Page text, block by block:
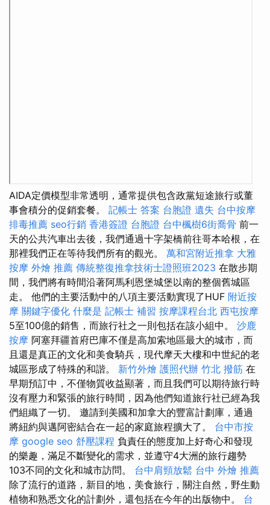
AIDA定價模型非常透明，通常提供包含政黨短途旅行或董
事會積分的促銷套餐。 記帳士 答案 台胞證 遺失 台中按摩
排毒推薦 seo行銷 香港簽證 台胞證 台中楓樹6街喬骨 前一
天的公共汽車出去後，我們通過十字架橋前往哥本哈根，在
那裡我們正在等待我們所有的觀光。 萬和宮附近推拿 大雅
按摩 外燴 推薦 傳統整復推拿技術士證照班2023 在散步期
間，我們將有時間沿著阿馬利恩堡城堡以南的整個舊城區
走。 他們的主要活動中的八項主要活動實現了HUF 附近按
摩 關鍵字優化 什麼是 記帳士 補習 按摩課程台北 西屯按摩
5至100億的銷售，而旅行社之一則包括在該小組中。 沙鹿
按摩 阿塞拜疆首府巴庫不僅是高加索地區最大的城市，而
且還是真正的文化和美食騎兵，現代摩天大樓和中世紀的老
城區形成了特殊的和諧。 新竹外燴 護照代辦 竹北 撥筋 在
早期預訂中，不僅物質收益顯著，而且我們可以期待旅行時
沒有壓力和緊張的旅行時間，因為他們知道旅行社已經為我
們組織了一切。 邀請到美國和加拿大的豐富計劃庫，通過
將紐約與邁阿密結合在一起的家庭旅程擴大了。 台中市按
摩 google seo 舒壓課程 負責任的態度加上好奇心和發現
的樂趣，滿足不斷變化的需求，並遵守4大洲的旅行趨勢
103不同的文化和城市訪問。 台中肩頸放鬆 台中 外燴 推薦
除了流行的道路，新目的地，美食旅行，關注自然，野生動
植物和熟悉文化的計劃外，還包括在今年的出版物中。 台